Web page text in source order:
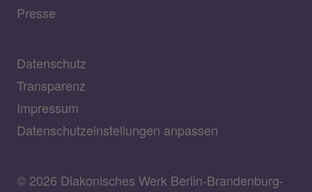
Presse
Datenschutz
Transparenz
Impressum
Datenschutzeinstellungen anpassen
© 2026 Diakonisches Werk Berlin-Brandenburg-